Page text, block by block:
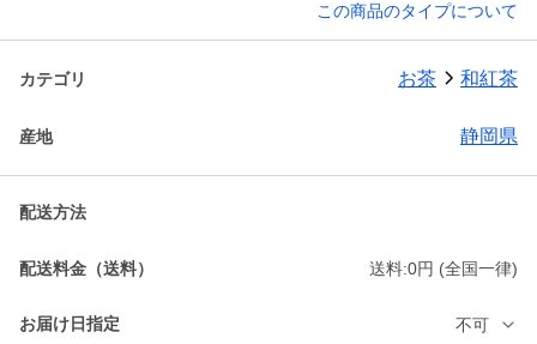
この商品のタイプについて
カテゴリ お茶 和紅茶
産地 静岡県
配送方法
配送料金（送料） 送料:0円 (全国一律)
お届け日指定 不可